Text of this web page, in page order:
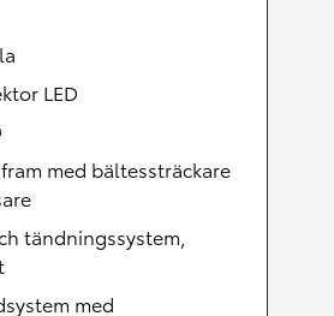
LED
med bältessträckare
tändningssystem,
med